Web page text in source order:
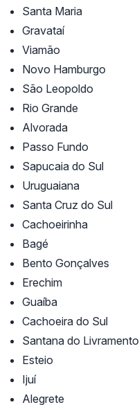
Santa Maria
Gravataí
Viamão
Novo Hamburgo
São Leopoldo
Rio Grande
Alvorada
Passo Fundo
Sapucaia do Sul
Uruguaiana
Santa Cruz do Sul
Cachoeirinha
Bagé
Bento Gonçalves
Erechim
Guaíba
Cachoeira do Sul
Santana do Livramento
Esteio
Ijuí
Alegrete